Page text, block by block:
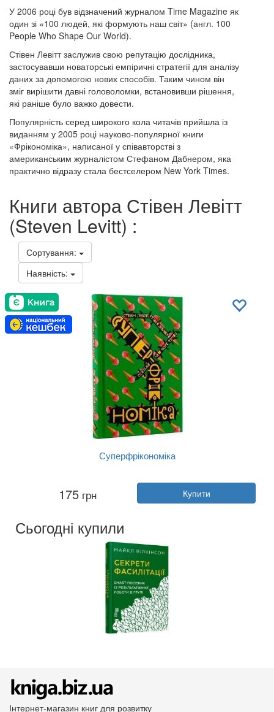
У 2006 році був відзначений журналом Time Magazine як
один зі «100 людей, які формують наш світ» (англ. 100
People Who Shape Our World).
Стівен Левітт заслужив свою репутацію дослідника,
застосувавши новаторські емпіричні стратегії для аналізу
даних за допомогою нових способів. Таким чином він
зміг вирішити давні головоломки, встановивши рішення,
які раніше було важко довести.
Популярність серед широкого кола читачів прийшла із
виданням у 2005 році науково-популярної книги
«Фрікономіка», написаної у співавторстві з
американським журналістом Стефаном Дабнером, яка
практично відразу стала бестселером New York Times.
Книги автора Стівен Левітт
(Steven Levitt) :
Сортування:
Наявність:
Суперфрікономіка
Стівен Левітт
Видавництво:Наш Формат
Мова:
175 грн Купити
Сьогодні купили
Інтернет-магазин книг для розвитку